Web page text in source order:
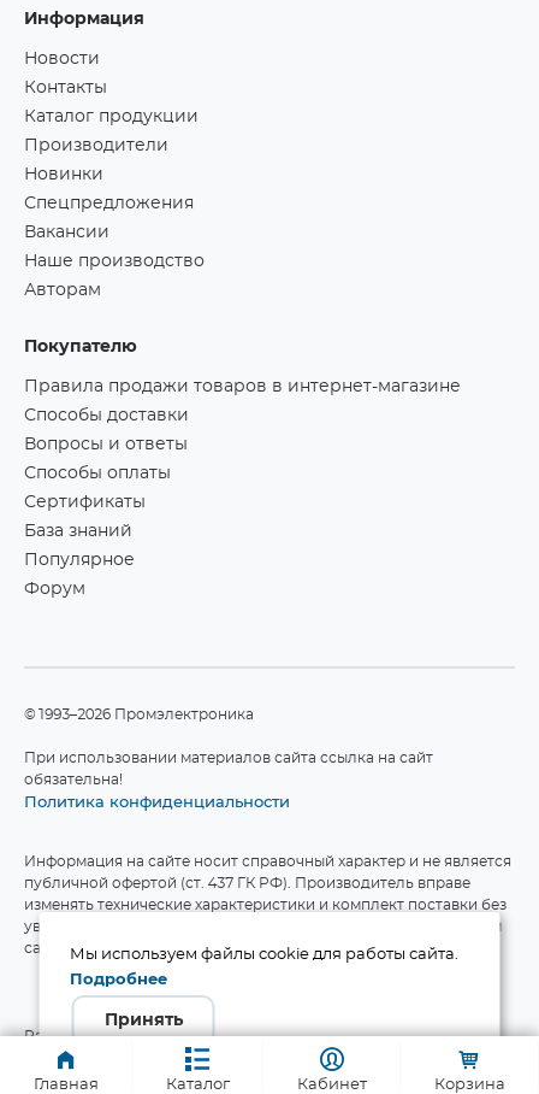
Главная Каталог Кабинет Корзина
Информация
Новости
Контакты
Каталог продукции
Производители
Новинки
Спецпредложения
Вакансии
Наше производство
Авторам
Покупателю
Правила продажи товаров в интернет-магазине
Способы доставки
Вопросы и ответы
Способы оплаты
Сертификаты
База знаний
Популярное
Форум
©1993–2026 Промэлектроника
При использовании материалов сайта ссылка на сайт
обязательна!
Политика конфиденциальности
Информация на сайте носит справочный характер и не является
публичной офертой (ст. 437 ГК РФ). Производитель вправе
изменять технические характеристики и комплект поставки без
уведомления. Актуальные данные приведены на официальном
сайте производителя.
Разработка сайта
Мы используем файлы cookie для работы сайта.
Подробнее
Принять